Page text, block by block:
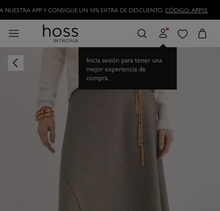
NUESTRA APP Y CONSIGUE UN 10% EXTRA DE DESCUENTO.CÓDIGO: APP10.
Inicia sesión para tener una
mejor experiencia de
compra.